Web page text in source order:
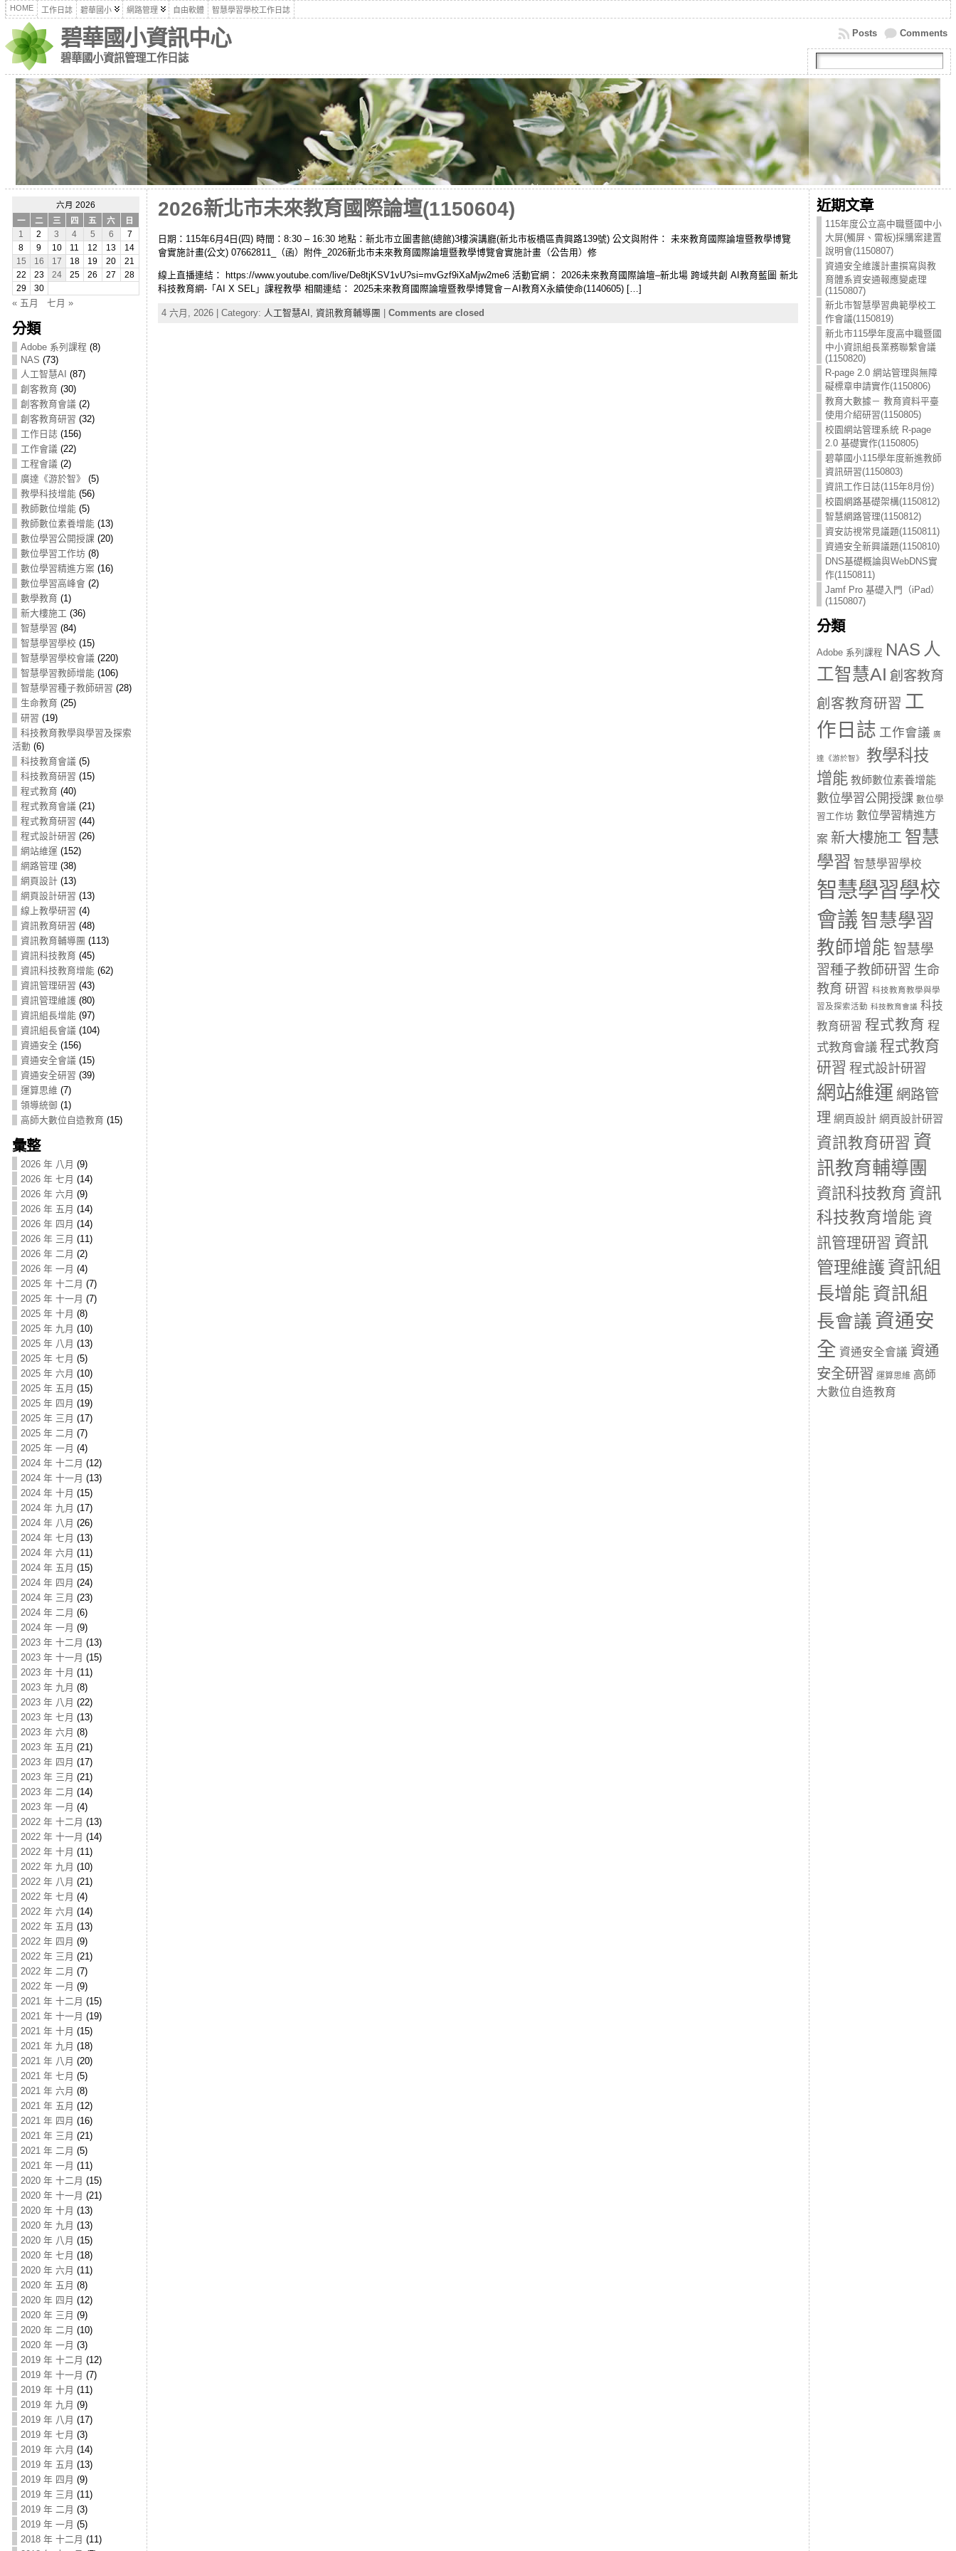
HOME 工作日誌 碧華國小 網路管理 自由軟體 智慧學習學校工作日誌
碧華國小資訊中心
碧華國小資訊管理工作日誌
Comments
Posts
六月 2026
一
二 三 四 五 六
日
1
2 3 4 5 6
7
8
9 10 11 12 13
14
15
16 17 18 19 20
21
22
23 24 25 26 27
28
29
30
« 五月 七月 »
分類
Adobe 系列課程 (8)
NAS (73)
人工智慧AI (87)
創客教育 (30)
創客教育會議 (2)
創客教育研習 (32)
工作日誌 (156)
工作會議 (22)
工程會議 (2)
廣達《游於智》
(5)
教學科技增能(56)
教師數位增能(5)
教師數位素養增能(13)
數位學習公開授課 (20)
數位學習工作坊(8)
數位學習精進方案 (16)
數位學習高峰會 (2)
數學教育 (1)
新大樓施工 (36)
智慧學習 (84)
智慧學習學校 (15)
智慧學習學校會議 (220)
智慧學習教師增能(106)
智慧學習種子教師研習 (28)
生命教育 (25)
研習 (19)
科技教育教學與學習及探索
活動 (6)
科技教育會議 (5)
科技教育研習 (15)
程式教育 (40)
程式教育會議 (21)
程式教育研習 (44)
程式設計研習 (26)
網站維運 (152)
網路管理 (38)
網頁設計(13)
網頁設計研習 (13)
線上教學研習 (4)
資訊教育研習 (48)
資訊教育輔導團 (113)
資訊科技教育 (45)
資訊科技教育增能(62)
資訊管理研習 (43)
資訊管理維護(80)
資訊組長增能(97)
資訊組長會議 (104)
資通安全 (156)
資通安全會議 (15)
資通安全研習 (39)
運算思維 (7)
領導統御 (1)
高師大數位自造教育 (15)
彙整
2026 年 八月 (9)
2026 年 七月 (14)
2026 年 六月 (9)
2026 年 五月 (14)
2026 年 四月 (14)
2026 年 三月 (11)
2026 年 二月 (2)
2026 年 一月 (4)
2025 年 十二月 (7)
2025 年 十一月 (7)
2025 年 十月 (8)
2025 年 九月 (10)
2025 年 八月 (13)
2025 年 七月 (5)
2025 年 六月 (10)
2025 年 五月 (15)
2025 年 四月 (19)
2025 年 三月 (17)
2025 年 二月 (7)
2025 年 一月 (4)
2024 年 十二月 (12)
2024 年 十一月 (13)
2024 年 十月 (15)
2024 年 九月 (17)
2024 年 八月 (26)
2024 年 七月 (13)
2024 年 六月 (11)
2024 年 五月 (15)
2024 年 四月 (24)
2024 年 三月 (23)
2024 年 二月 (6)
2024 年 一月 (9)
2023 年 十二月 (13)
2023 年 十一月 (15)
2023 年 十月 (11)
2023 年 九月 (8)
2023 年 八月 (22)
2023 年 七月 (13)
2023 年 六月 (8)
2023 年 五月 (21)
2023 年 四月 (17)
2023 年 三月 (21)
2023 年 二月 (14)
2023 年 一月 (4)
2022 年 十二月 (13)
2022 年 十一月 (14)
2022 年 十月 (11)
2022 年 九月 (10)
2022 年 八月 (21)
2022 年 七月 (4)
2022 年 六月 (14)
2022 年 五月 (13)
2022 年 四月 (9)
2022 年 三月 (21)
2022 年 二月 (7)
2022 年 一月 (9)
2021 年 十二月 (15)
2021 年 十一月 (19)
2021 年 十月 (15)
2021 年 九月 (18)
2021 年 八月 (20)
2021 年 七月 (5)
2021 年 六月 (8)
2021 年 五月 (12)
2021 年 四月 (16)
2021 年 三月 (21)
2021 年 二月 (5)
2021 年 一月 (11)
2020 年 十二月 (15)
2020 年 十一月 (21)
2020 年 十月 (13)
2020 年 九月 (13)
2020 年 八月 (15)
2020 年 七月 (18)
2020 年 六月 (11)
2020 年 五月 (8)
2020 年 四月 (12)
2020 年 三月 (9)
2020 年 二月 (10)
2020 年 一月 (3)
2019 年 十二月 (12)
2019 年 十一月 (7)
2019 年 十月 (11)
2019 年 九月 (9)
2019 年 八月 (17)
2019 年 七月 (3)
2019 年 六月 (14)
2019 年 五月 (13)
2019 年 四月 (9)
2019 年 三月 (11)
2019 年 二月 (3)
2019 年 一月 (5)
2018 年 十二月 (11)
2026新北市未來教育國際論壇(1150604)
日期：115年6月4日(四) 時間：8:30 – 16:30 地點：新北市立圖書館(總館)3樓演講廳(新北市板橋區貴興路139號) 公文與附件： 未來教育國際論壇暨教學博覽
會實施計畫(公文) 07662811_（函）附件_2026新北市未來教育國際論壇暨教學博覽會實施計畫（公告用）修
線上直播連結： https://www.youtube.com/live/De8tjKSV1vU?si=mvGzf9iXaMjw2me6 活動官網： 2026未來教育國際論壇–新北場 跨域共創 AI教育藍圖 新北
科技教育網-「AI X SEL」課程教學 相關連結： 2025未來教育國際論壇暨教學博覽會－AI教育X永續使命(1140605) […]
4 六月, 2026 | Category: 人工智慧AI, 資訊教育輔導團 Comments are closed
近期文章
115年度公立高中職暨國中小
大屏(觸屏、雷板)採購案建置
說明會(1150807)
資通安全維護計畫撰寫與教
育體系資安通報應變處理
(1150807)
新北市智慧學習典範學校工
作會議(1150819)
新北市115學年度高中職暨國
中小資訊組長業務聯繫會議
(1150820)
R-page 2.0 網站管理與無障
礙標章申請實作(1150806)
教育大數據－ 教育資料平臺
使用介紹研習(1150805)
校園網站管理系統 R-page
2.0 基礎實作(1150805)
碧華國小115學年度新進教師
資訊研習(1150803)
資訊工作日誌(115年8月份)
校園網路基礎架構(1150812)
智慧網路管理(1150812)
資安訪視常見議題(1150811)
資通安全新興議題(1150810)
DNS基礎概論與WebDNS實
作(1150811)
Jamf Pro 基礎入門（iPad）
(1150807)
分類
Adobe 系列課程 NAS 人
工智慧AI 創客教育
創客教育研習 工
作日誌 工作會議 廣
達《游於智》
教學科技
增能 教師數位素養增能
數位學習公開授課 數位學
習工作坊 數位學習精進方
案 新大樓施工 智慧
學習 智慧學習學校
智慧學習學校
會議 智慧學習
教師增能 智慧學
習種子教師研習 生命
教育 研習 科技教育教學與學
習及探索活動 科技教育會議 科技
教育研習 程式教育 程
式教育會議 程式教育
研習 程式設計研習
網站維運 網路管
理 網頁設計 網頁設計研習
資訊教育研習 資
訊教育輔導團
資訊科技教育 資訊
科技教育增能 資
訊管理研習 資訊
管理維護 資訊組
長增能資訊組
長會議 資通安
全 資通安全會議 資通
安全研習 運算思維 高師
大數位自造教育